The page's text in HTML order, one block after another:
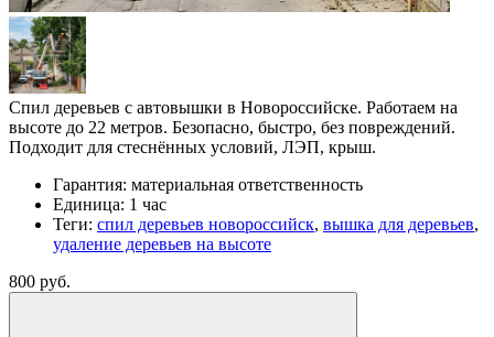
Спил деревьев с автовышки в Новороссийске. Работаем на
высоте до 22 метров. Безопасно, быстро, без повреждений.
Подходит для стеснённых условий, ЛЭП, крыш.
Гарантия: материальная ответственность
Единица: 1 час
Теги: спил деревьев новороссийск, вышка для деревьев,
удаление деревьев на высоте
800 руб.